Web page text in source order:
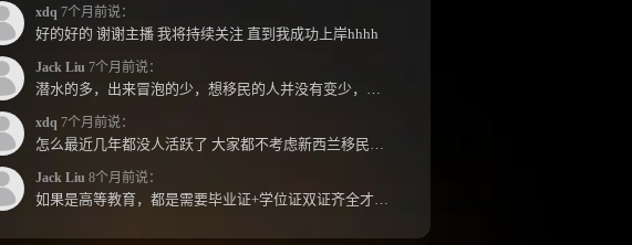
xdq 7个月前说：
好的好的 谢谢主播 我将持续关注 直到我成功上岸hhhh
Jack Liu 7个月前说：
xdq 7个月前说：
Jack Liu 8个月前说：